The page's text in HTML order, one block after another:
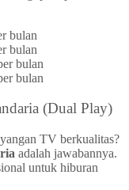
bulan
bulan
bulan
bulan
(Dual Play)
TV berkualitas?
adalah jawabannya.
untuk hiburan